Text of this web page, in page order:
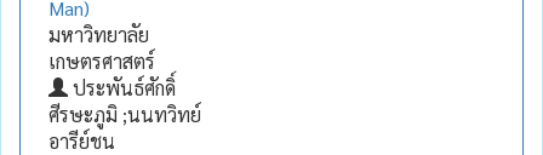
Man)
มหาวิทยาลัย
เกษตรศาสตร์
ประพันธ์ศักดิ์
ศีรษะภูมิ ;นนทวิทย์
อารีย์ชน